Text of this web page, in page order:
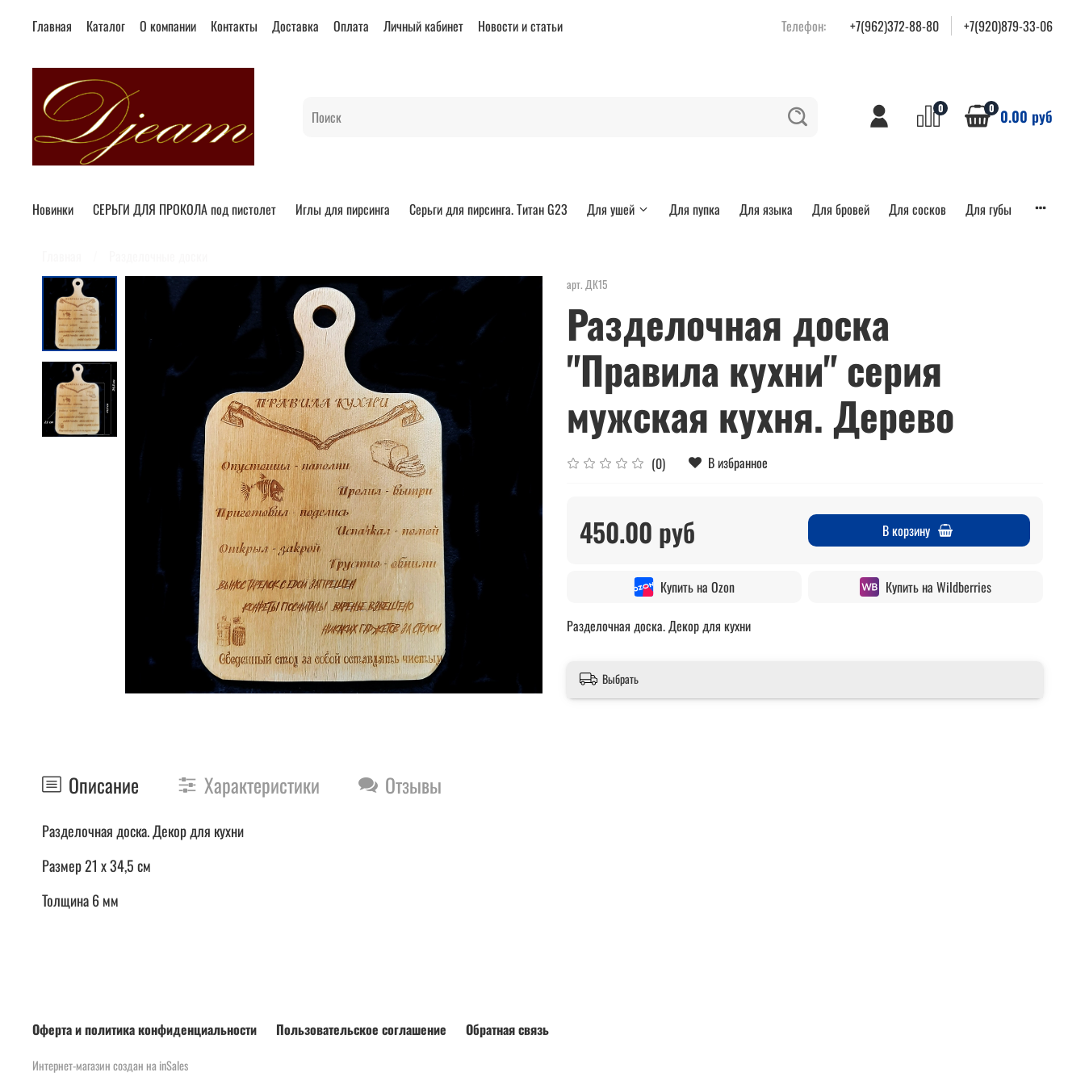
Главная Каталог О компании Контакты Доставка Оплата Личный кабинет Новости и статьи Телефон: +7(962)372-88-80 +7(920)879-33-06
0 0 0.00 руб
Новинки СЕРЬГИ ДЛЯ ПРОКОЛА под пистолет Иглы для пирсинга Серьги для пирсинга. Титан G23 Для ушей Для пупка Для языка Для бровей Для сосков Для губы
арт. ДК15
Разделочная доска
"Правила кухни" серия
мужская кухня. Дерево
(0) В избранное
450.00 руб В корзину
Купить на Ozon
Купить на Wildberries
Разделочная доска. Декор для кухни
Выбрать
Описание Характеристики Отзывы
Разделочная доска. Декор для кухни
Размер 21 х 34,5 см
Толщина 6 мм
Оферта и политика конфиденциальности Пользовательское соглашение Обратная связь
Интернет-магазин создан на inSales